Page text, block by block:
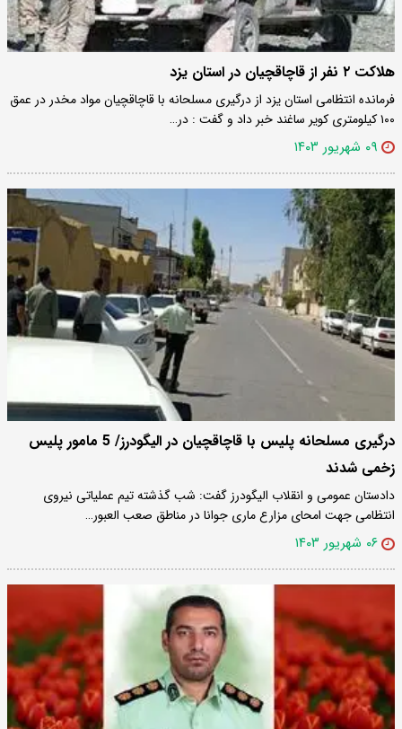
هلاکت ۲ نفر از قاچاقچیان در استان یزد
فرمانده انتظامی استان یزد از درگیری مسلحانه با قاچاقچیان مواد مخدر در عمق
۱۰۰ کیلومتری کویر ساغند خبر داد و گفت : در…
۰۹ شهریور ۱۴۰۳
درگیری مسلحانه پلیس با قاچاقچیان در الیگودرز/ 5 مامور پلیس
زخمی شدند
دادستان عمومی و انقلاب الیگودرز گفت: شب گذشته تیم عملیاتی نیروی
انتظامی جهت امحای مزارع ماری جوانا در مناطق صعب العبور…
۰۶ شهریور ۱۴۰۳